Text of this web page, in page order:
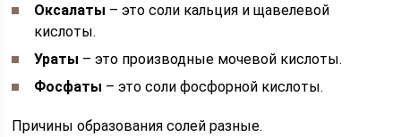
Оксалаты – это соли кальция и щавелевой
кислоты.
Ураты – это производные мочевой кислоты.
Фосфаты – это соли фосфорной кислоты.
Причины образования солей разные.